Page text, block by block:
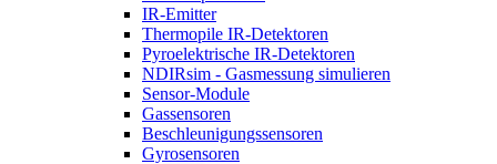
IR-Emitter
Thermopile IR-Detektoren
Pyroelektrische IR-Detektoren
NDIRsim - Gasmessung simulieren
Sensor-Module
Gassensoren
Beschleunigungssensoren
Gyrosensoren